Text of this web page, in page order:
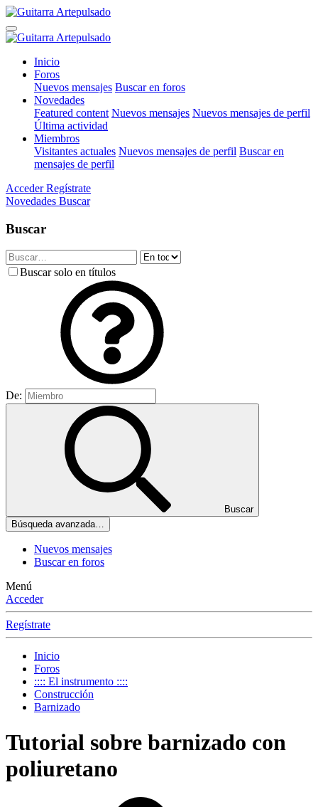
Inicio
Foros
Nuevos mensajes Buscar en foros
Novedades
Featured content Nuevos mensajes Nuevos mensajes de perfil
Última actividad
Miembros
Visitantes actuales Nuevos mensajes de perfil Buscar en
mensajes de perfil
Acceder Regístrate
Novedades Buscar
Buscar
Buscar solo en títulos
De:
Buscar
Búsqueda avanzada…
Nuevos mensajes
Buscar en foros
Menú
Acceder
Regístrate
Inicio
Foros
:::: El instrumento ::::
Construcción
Barnizado
Tutorial sobre barnizado con
poliuretano